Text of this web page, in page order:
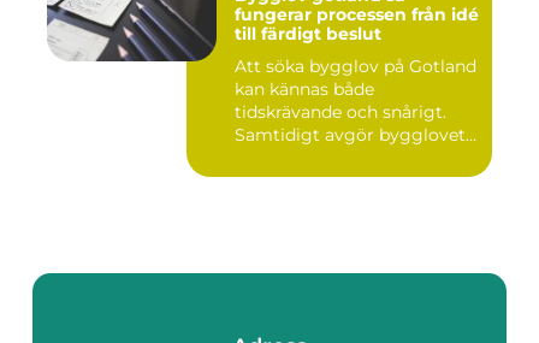
fungerar processen från idé
till färdigt beslut
Att söka bygglov på Gotland
kan kännas både
tidskrävande och snårigt.
Samtidigt avgör bygglovet